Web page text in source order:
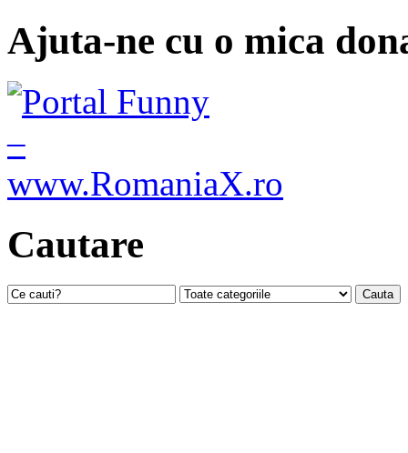
Ajuta-ne cu o mica
Cautare